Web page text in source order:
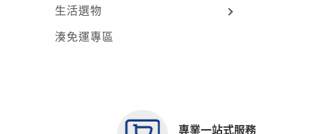
生活選物
湊免運專區
專業一站式服務